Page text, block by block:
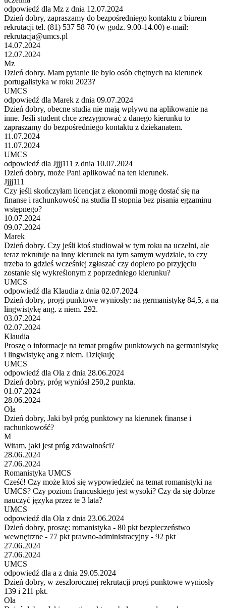
odpowiedź dla Mz z dnia 12.07.2024
Dzień dobry, zapraszamy do bezpośredniego kontaktu z biurem
rekrutacji tel. (81) 537 58 70 (w godz. 9.00-14.00) e-mail:
rekrutacja@umcs.pl
14.07.2024
12.07.2024
Mz
Dzień dobry. Mam pytanie ile bylo osób chętnych na kierunek
portugalistyka w roku 2023?
UMCS
odpowiedź dla Marek z dnia 09.07.2024
Dzień dobry, obecne studia nie mają wpływu na aplikowanie na
inne. Jeśli student chce zrezygnować z danego kierunku to
zapraszamy do bezpośredniego kontaktu z dziekanatem.
11.07.2024
11.07.2024
UMCS
odpowiedź dla Jjjj111 z dnia 10.07.2024
Dzień dobry, może Pani aplikować na ten kierunek.
Jjjj111
Czy jeśli skończyłam licencjat z ekonomii mogę dostać się na
finanse i rachunkowość na studia II stopnia bez pisania egzaminu
wstępnego?
10.07.2024
09.07.2024
Marek
Dzień dobry. Czy jeśli ktoś studiował w tym roku na uczelni, ale
teraz rekrutuje na inny kierunek na tym samym wydziale, to czy
trzeba to gdzieś wcześniej zgłaszać czy dopiero po przyjęciu
zostanie się wykreślonym z poprzedniego kierunku?
UMCS
odpowiedź dla Klaudia z dnia 02.07.2024
Dzień dobry, progi punktowe wyniosły: na germanistykę 84,5, a na
lingwistykę ang. z niem. 292.
03.07.2024
02.07.2024
Klaudia
Proszę o informacje na temat progów punktowych na germanistykę
i lingwistykę ang z niem. Dziękuję
UMCS
odpowiedź dla Ola z dnia 28.06.2024
Dzień dobry, próg wyniósł 250,2 punkta.
01.07.2024
28.06.2024
Ola
Dzień dobry, Jaki był próg punktowy na kierunek finanse i
rachunkowość?
M
Witam, jaki jest próg zdawalności?
28.06.2024
27.06.2024
Romanistyka UMCS
Cześć! Czy może ktoś się wypowiedzieć na temat romanistyki na
UMCS? Czy poziom francuskiego jest wysoki? Czy da się dobrze
nauczyć języka przez te 3 lata?
UMCS
odpowiedź dla Ola z dnia 23.06.2024
Dzień dobry, proszę: romanistyka - 80 pkt bezpieczeństwo
wewnętrzne - 77 pkt prawno-administracyjny - 92 pkt
27.06.2024
27.06.2024
UMCS
odpowiedź dla a z dnia 29.05.2024
Dzień dobry, w zeszłorocznej rekrutacji progi punktowe wyniosły
139 i 211 pkt.
Ola